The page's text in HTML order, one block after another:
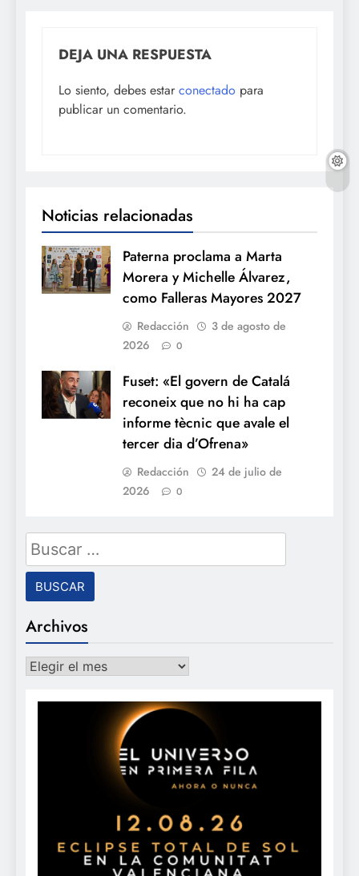
DEJA UNA RESPUESTA
Lo siento, debes estar conectado para
publicar un comentario.
Noticias relacionadas
Paterna proclama a Marta
Morera y Michelle Álvarez,
como Falleras Mayores 2027
Redacción
3 de agosto de
2026
0
Fuset: «El govern de Catalá
reconeix que no hi ha cap
informe tècnic que avale el
tercer dia d’Ofrena»
Redacción
24 de julio de
2026
0
Buscar:
Archivos
Archivos